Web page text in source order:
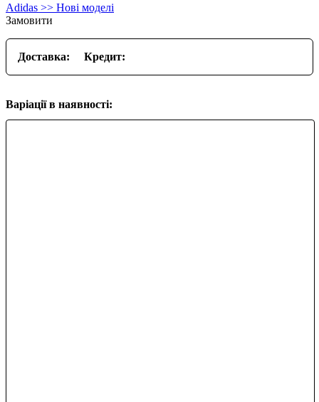
Adidas >> Нові моделі
Замовити
Доставка: Кредит:
Варіації в наявності: